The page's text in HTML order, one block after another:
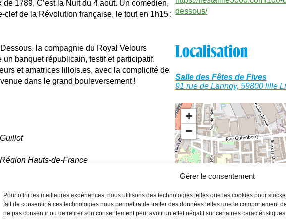
Gérer le consentement
Pour offrir les meilleures expériences, nous utilisons des technologies telles que les cookies pour
fait de consentir à ces technologies nous permettra de traiter des données telles que le comportement
ne pas consentir ou de retirer son consentement peut avoir un effet négatif sur certaines
1789. C’est la Nuit du 4 août. Un comédien,
de la Révolution française, le tout en 1h15 :
la compagnie du Royal Velours
banquet républicain, festif et participatif.
et amatrices lillois.es, avec la complicité de
dans le grand bouleversement !
Hauts-de-France
la Maison de la Culture d’Amiens et le
dessous/
Localisation
Salle des Fêtes de Fives
91 rue de Lannoy, 59800 lille
+
−